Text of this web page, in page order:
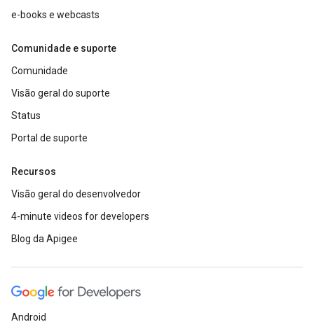
e-books e webcasts
Comunidade e suporte
Comunidade
Visão geral do suporte
Status
Portal de suporte
Recursos
Visão geral do desenvolvedor
4-minute videos for developers
Blog da Apigee
Android